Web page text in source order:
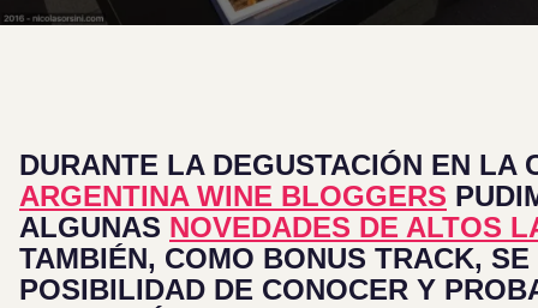
DURANTE LA DEGUSTACIÓN EN LA
ARGENTINA WINE BLOGGERS
ALGUNAS NOVEDADES DE ALTOS
TAMBIÉN, COMO BONUS TRACK,
POSIBILIDAD DE CONOCER Y